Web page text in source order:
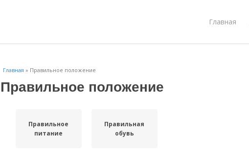
Главная
Главная » Правильное положение
Правильное положение
Правильное
питание
Правильная
обувь